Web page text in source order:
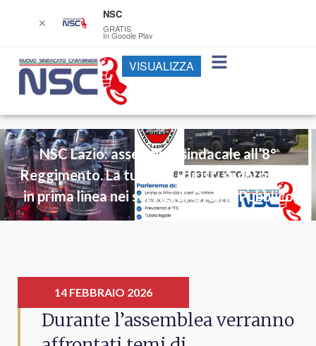
NSC Lazio: assemblea sindacale all’8°
Reggimento. La tutela e i diritti di chi opera
in prima linea nei servizi di Ordine Pubblico
14 FEBBRAIO 2026
Durante l’assemblea verranno
✕
NSC
GRATIS
In Google Play
VISUALIZZA